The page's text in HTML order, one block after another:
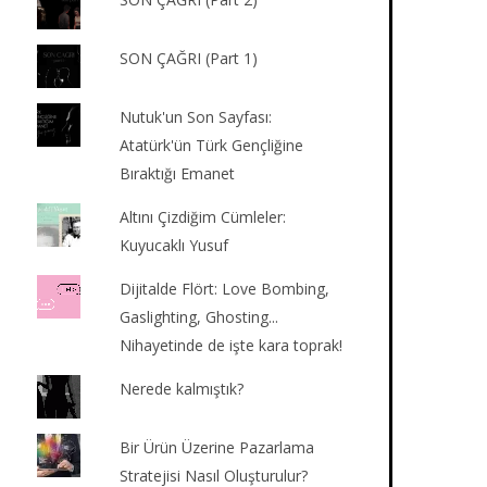
SON ÇAĞRI (Part 1)
Nutuk'un Son Sayfası:
Atatürk'ün Türk Gençliğine
Bıraktığı Emanet
Altını Çizdiğim Cümleler:
Kuyucaklı Yusuf
Dijitalde Flört: Love Bombing,
Gaslighting, Ghosting...
Nihayetinde de işte kara toprak!
Nerede kalmıştık?
Bir Ürün Üzerine Pazarlama
Stratejisi Nasıl Oluşturulur?